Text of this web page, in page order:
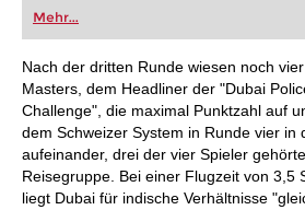
oder bereits auf Turnierniveau spielen: Mit
FRITZ trainieren Sie effizienter, intelligenter
individueller als je zuvor.
Mehr...
Nach der dritten Runde wiesen noch
Masters, dem Headliner der "Dubai
Challenge", die maximal Punktzahl auf
dem Schweizer System in Runde vier in
aufeinander, drei der vier Spieler
Reisegruppe. Bei einer Flugzeit von 3,5
liegt Dubai für indische Verhältnisse